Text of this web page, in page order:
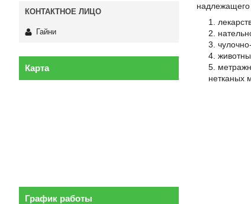
надлежащего
нетканых
Гайни
Карта
График работы